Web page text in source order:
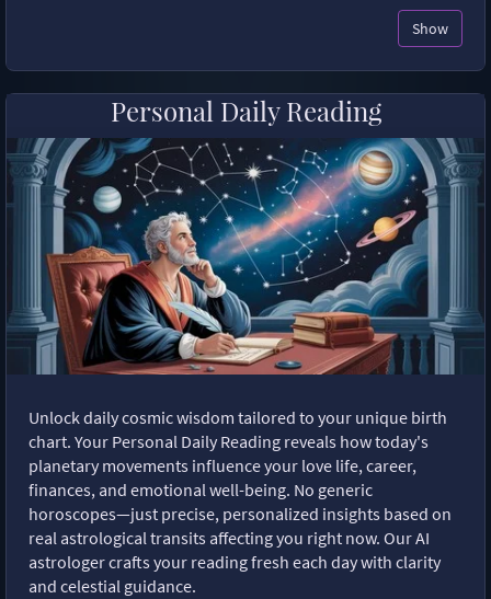
Show
Personal Daily Reading
Unlock daily cosmic wisdom tailored to your unique birth
chart. Your Personal Daily Reading reveals how today's
planetary movements influence your love life, career,
finances, and emotional well-being. No generic
horoscopes—just precise, personalized insights based on
real astrological transits affecting you right now. Our AI
astrologer crafts your reading fresh each day with clarity
and celestial guidance.